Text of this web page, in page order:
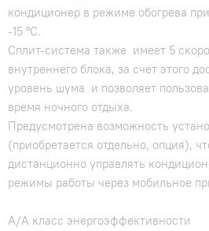
кондиционер в режиме обогрева
-15 °C.
Сплит-система также имеет 5
внутреннего блока, за счет этого
уровень шума и позволяет
время ночного отдыха.
Предусмотрена возможность
(приобретается отдельно, опция),
дистанционно управлять
режимы работы через мобильное
A/A класс энергоэффективности